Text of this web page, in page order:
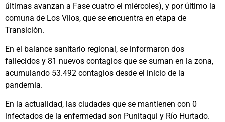
últimas avanzan a Fase cuatro el miércoles), y por último la
comuna de Los Vilos, que se encuentra en etapa de
Transición.
En el balance sanitario regional, se informaron dos
fallecidos y 81 nuevos contagios que se suman en la zona,
acumulando 53.492 contagios desde el inicio de la
pandemia.
En la actualidad, las ciudades que se mantienen con 0
infectados de la enfermedad son Punitaqui y Río Hurtado.